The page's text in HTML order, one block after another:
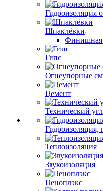
Гидроизоляция
Шпаклёвки
Финишная
Гипс
Огнеупорные
Цемент
Технический
Гидроизоляция,
Теплоизоляция
Звукоизоляция
Пеноплэкс